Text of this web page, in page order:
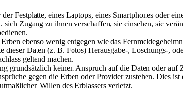
Festplatte, eines Laptops, eines Smartphones oder
Zugang zu ihnen verschaffen, sie einsehen, sie
ebenso wenig entgegen wie das
Daten (z. B. Fotos) Herausgabe-, Löschungs-,
geltend machen.
grundsätzlich keinen Anspruch auf die Daten oder auf
gegen die Erben oder Provider zustehen. Dies ist
Willen des Erblassers verletzt.